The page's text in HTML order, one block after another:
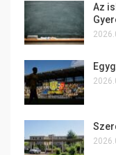
Az